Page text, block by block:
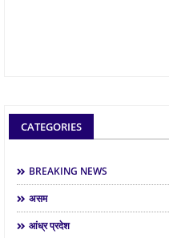
CATEGORIES
BREAKING NEWS
असम
आंध्र प्रदेश